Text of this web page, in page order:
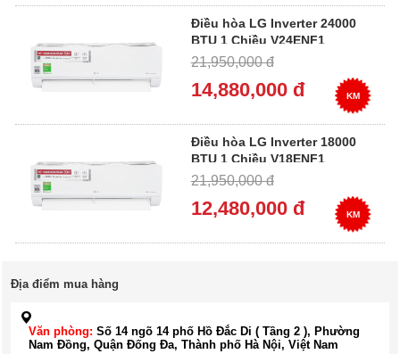
Điều hòa LG Inverter 24000
BTU 1 Chiều V24ENF1
21,950,000 đ
14,880,000 đ KM
Điều hòa LG Inverter 18000
BTU 1 Chiều V18ENF1
21,950,000 đ
12,480,000 đ KM
Địa điểm mua hàng
Văn phòng: Số 14 ngõ 14 phố Hồ Đắc Di ( Tầng 2 ), Phường
Nam Đồng, Quận Đống Đa, Thành phố Hà Nội, Việt Nam